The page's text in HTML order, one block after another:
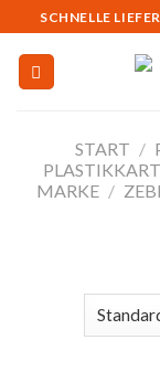
to
content
SCHNELLE
START /
MARKE /